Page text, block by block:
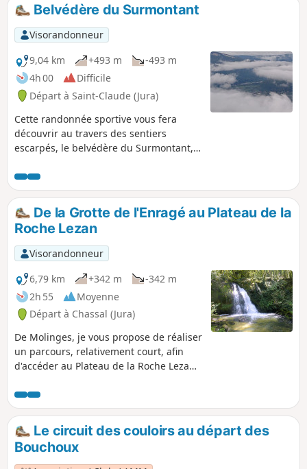
Belvédère du Surmontant
Visorandonneur
9,04 km
+493 m
-493 m
4h 00
Difficile
Départ à Saint-Claude (Jura)
Cette randonnée sportive vous fera
découvrir au travers des sentiers
escarpés, le belvédère du Surmontant,
offre une vue remarquable sur la vallée
de la Bienne. Les 3/4 de ce parcours ne
sont pas balisés. Un bon sens de
l'orientation et une bonne maîtrise de la
lecture de carte et de l'utilisation du
GPS sont nécessaires.
De la Grotte de l'Enragé au Plateau de la
Roche Lezan
Visorandonneur
6,79 km
+342 m
-342 m
2h 55
Moyenne
Départ à Chassal (Jura)
De Molinges, je vous propose de réaliser
un parcours, relativement court, afin
d'accéder au Plateau de la Roche Lezan
l'évolution se réalise aux abords de la
Grotte de l'Enragé et de ses cascades :
selon la saison le débit peut parfois fois
être nul. Attention, quelques pentes
soutenues sont constatées sur quelques
Le circuit des couloirs au départ des
Bouchoux